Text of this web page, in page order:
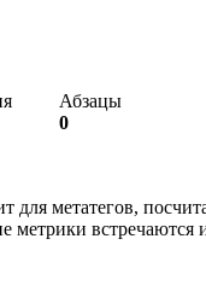
Абзацы
0
метатегов,
метрики